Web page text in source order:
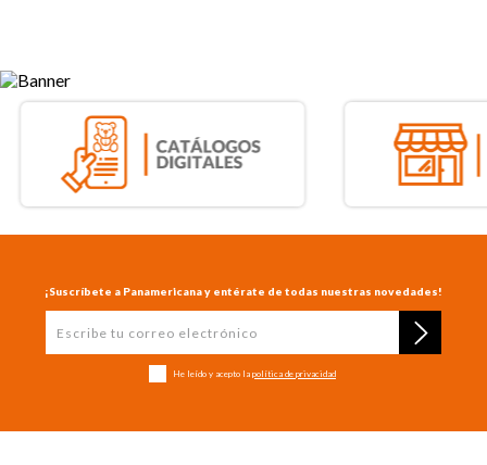
¡Suscríbete a Panamericana y entérate de todas nuestras novedades!
He leído y acepto la política de privacidad